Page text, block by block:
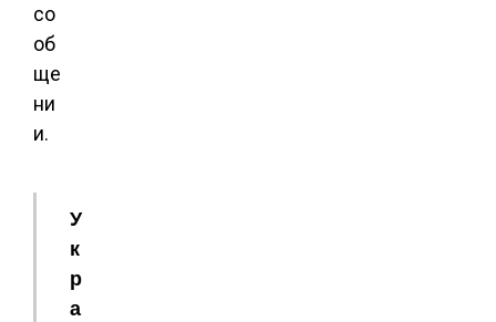
со
об
ще
ни
и.
У
к
р
а